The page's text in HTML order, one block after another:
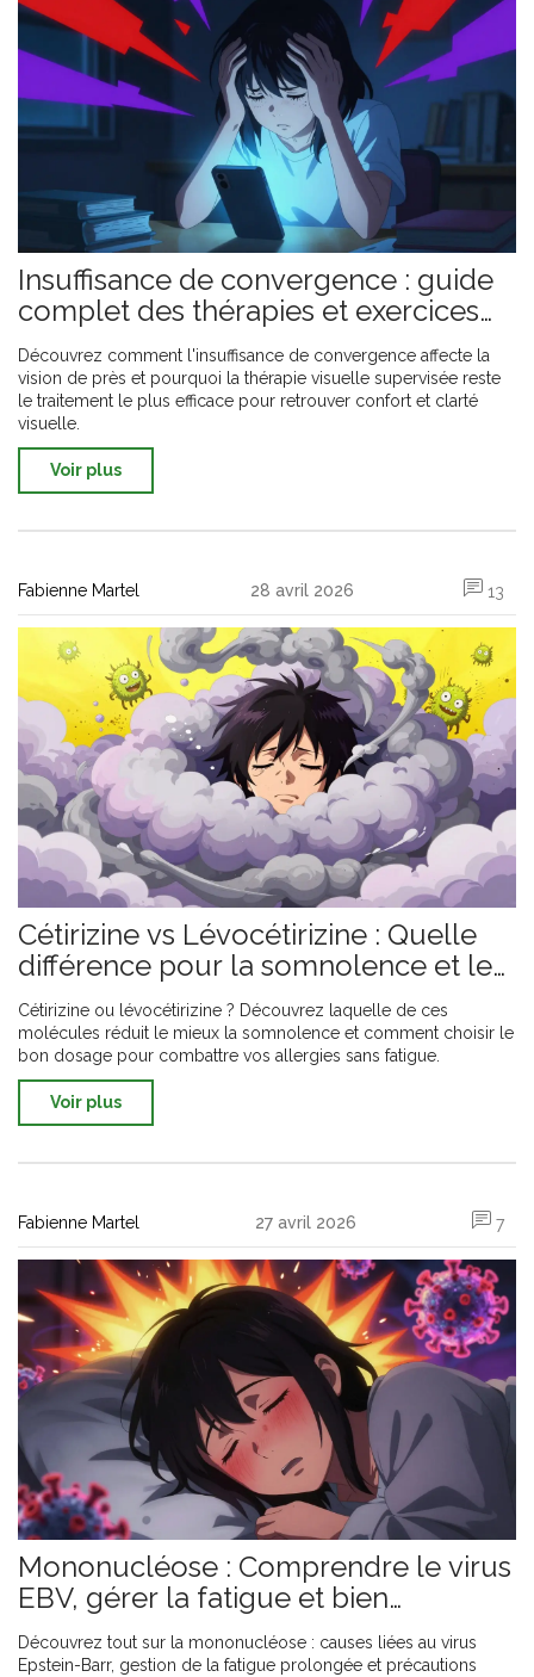
Insuffisance de convergence : guide
complet des thérapies et exercices
visuels
Découvrez comment l'insuffisance de convergence affecte la
vision de près et pourquoi la thérapie visuelle supervisée reste
le traitement le plus efficace pour retrouver confort et clarté
visuelle.
Voir plus
Fabienne Martel 28 avril 2026 13
Cétirizine vs Lévocétirizine : Quelle
différence pour la somnolence et les
effets secondaires ?
Cétirizine ou lévocétirizine ? Découvrez laquelle de ces
molécules réduit le mieux la somnolence et comment choisir le
bon dosage pour combattre vos allergies sans fatigue.
Voir plus
Fabienne Martel 27 avril 2026 7
Mononucléose : Comprendre le virus
EBV, gérer la fatigue et bien
récupérer
Découvrez tout sur la mononucléose : causes liées au virus
Epstein-Barr, gestion de la fatigue prolongée et précautions